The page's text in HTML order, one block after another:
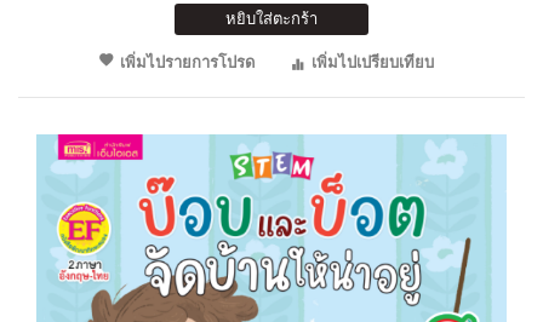
หยิบใส่ตะกร้า
เพิ่มไปรายการโปรด
เพิ่มไปเปรียบเทียบ